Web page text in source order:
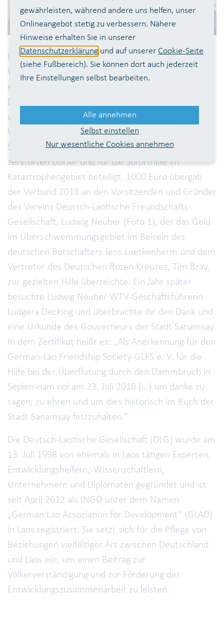
Bei einem Dammbruch eines im Bau befindlichen
Wasserkraftwerks wurde im Juli 2018 die
südöstliche Provinz Attapeu in Laos überflutet.
Dabei gab es zahlreiche Todesopfer, 19 Dörfer
waren betroffen, sechs wurden völlig zerstört. Der
Wahnbachtalsperrenverband hat sich an einer
Spendenaktion für den Wiederaufbau der
zerstörten Dörfer und für die Soforthilfe im
Katastrophengebiet beteiligt. 1000 Euro übergab
der Verband 2018 an den Vorsitzenden und Gründer
des Vereins Deutsch-Laotische Freundschafts-
Gesellschaft, Ludwig Neuber (Foto 1), der das Geld
im Überschwemmungsgebiet im Beisein des
deutschen Botschafters Jens Luetkenherm und dem
Vertreter des Deutschen Roten Kreuzes, Tim Bray,
zur gezielten Hilfe überreichte. Ein Jahr später
besuchte Ludwig Neuber WTV-Geschäftsführerin
Ludgera Decking und überbrachte ihr den Dank und
eine Urkunde des Gouverneurs der Stadt Sanamsay.
In dem Zertifikat heißt es: „Als Anerkennung für den
German-Lao Friendship Society-GLFS e. V. für die
Hilfe bei der Überflutung durch den Dammbruch in
Sepien-nam noi am 23. Juli 2018 (…) um danke zu
sagen, zu ehren und um dies historisch im Buch der
Stadt Sanamsay festzuhalten.“
Die Deutsch-Laotische Gesellschaft (DLG) wurde am
13. Juli 1998 von ehemals in Laos tätigen Experten,
Entwicklungshelfern, -Wissenschaftlern,
Unternehmern und Diplomaten gegründet und ist
seit April 2012 als INGO unter dem Namen
„German Lao Association for Development“ (GLAD)
in Laos registriert. Sie setzt sich für die Pflege von
Beziehungen vielfältiger Art zwischen Deutschland
und Laos ein, um einen Beitrag zur
Völkerverständigung und zur Förderung der
Entwicklungszusammenarbeit zu leisten.
gewährleisten, während andere uns helfen, unser
Onlineangebot stetig zu verbessern. Nähere
Hinweise erhalten Sie in unserer
Datenschutzerklärung und auf unserer Cookie-Seite
(siehe Fußbereich). Sie können dort auch jederzeit
Ihre Einstellungen selbst bearbeiten.
Alle annehmen
Selbst einstellen
Nur wesentliche Cookies annehmen